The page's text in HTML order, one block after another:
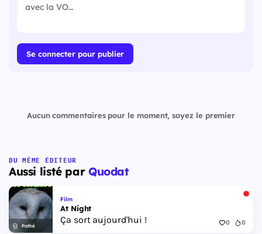
Se connecter pour publier
Aucun commentaires pour le moment, soyez le premier
DU MÊME ÉDITEUR
Aussi listé par Quodat
Pathé
Film
At Night
Ça sort aujourd'hui ! 0 0